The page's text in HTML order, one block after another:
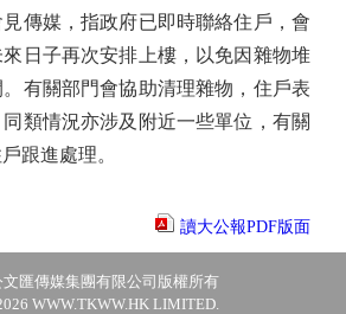
傳媒，指政府已即時聯絡住戶，會
日子再次安排上樓，以免因雜物堆
有關部門會協助清理雜物，住戶表
類情況亦涉及附近一些單位，有關
跟進處理。
讀大公報PDF版面
匯傳媒集團有限公司版權所有
WWW.TKWW.HK LIMITED.